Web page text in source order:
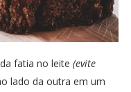
fatia no leite (evite
lado da outra em um